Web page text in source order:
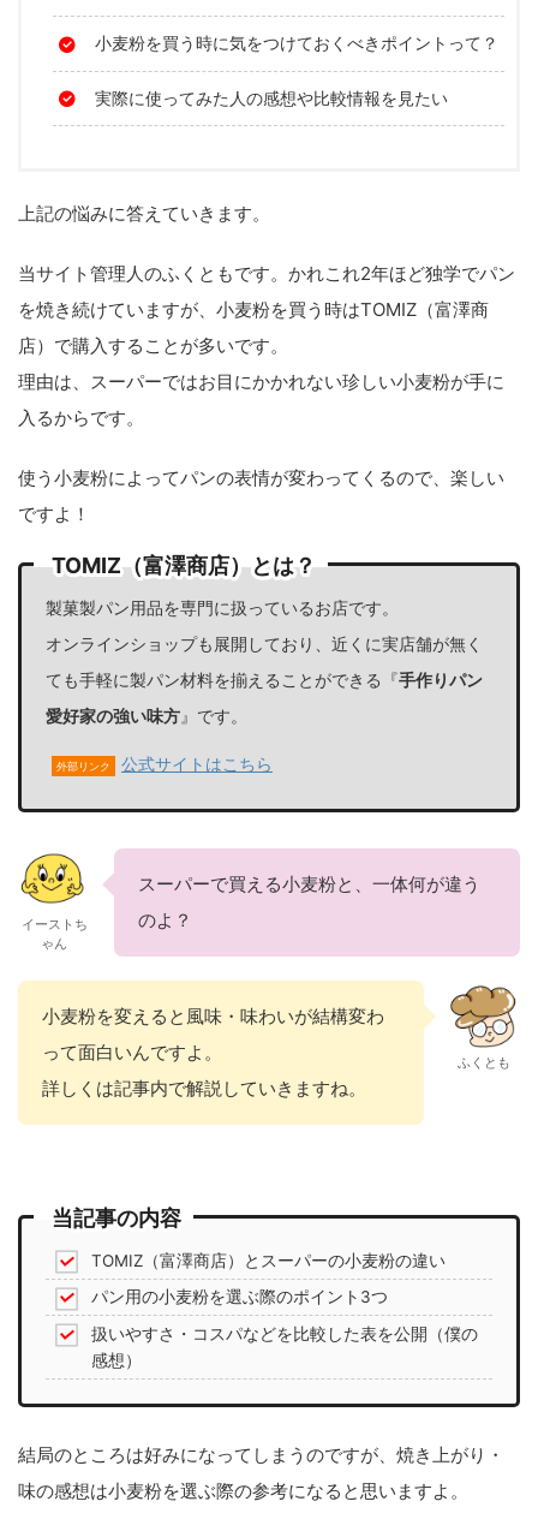
小麦粉を買う時に気をつけておくべきポイントって？
実際に使ってみた人の感想や比較情報を見たい
上記の悩みに答えていきます。
当サイト管理人のふくともです。かれこれ2年ほど独学でパン
を焼き続けていますが、小麦粉を買う時はTOMIZ（富澤商
店）で購入することが多いです。
理由は、スーパーではお目にかかれない珍しい小麦粉が手に
入るからです。
使う小麦粉によってパンの表情が変わってくるので、楽しい
ですよ！
TOMIZ（富澤商店）とは？
製菓製パン用品を専門に扱っているお店です。
オンラインショップも展開しており、近くに実店舗が無く
ても手軽に製パン材料を揃えることができる『手作りパン
愛好家の強い味方』です。
外部リンク 公式サイトはこちら
イーストち
ゃん
スーパーで買える小麦粉と、一体何が違う
のよ？
小麦粉を変えると風味・味わいが結構変わ
って面白いんですよ。
詳しくは記事内で解説していきますね。
ふくとも
当記事の内容
TOMIZ（富澤商店）とスーパーの小麦粉の違い
パン用の小麦粉を選ぶ際のポイント3つ
扱いやすさ・コスパなどを比較した表を公開（僕の
感想）
結局のところは好みになってしまうのですが、焼き上がり・
味の感想は小麦粉を選ぶ際の参考になると思いますよ。